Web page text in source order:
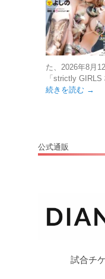
た、2026年8月
「strictly
続きを読む →
公式通販
試合チ